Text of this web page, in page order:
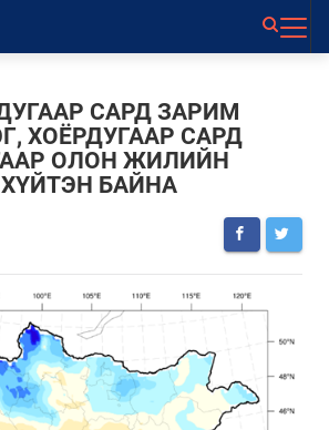
САРД ЗАРИМ
ХОЁРДУГААР САРД
ОЛОН ЖИЛИЙН
БАЙНА